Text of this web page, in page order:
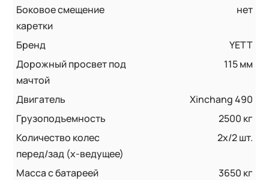
Боковое смещение
каретки
нет
Бренд
YETT
Дорожный просвет под
мачтой
115 мм
Двигатель
Xinchang 490
Грузоподъемность
2500 кг
Количество колес
перед/зад (x-ведущее)
2х/2 шт.
Масса с батареей
3650 кг